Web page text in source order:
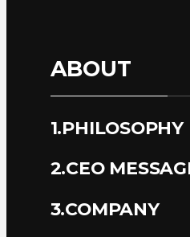
ABOUT
1.PHILOSOPHY
2.CEO
3.COMPANY